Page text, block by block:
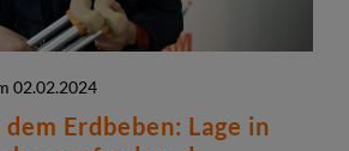
02.02.2024
dem Erdbeben: Lage in